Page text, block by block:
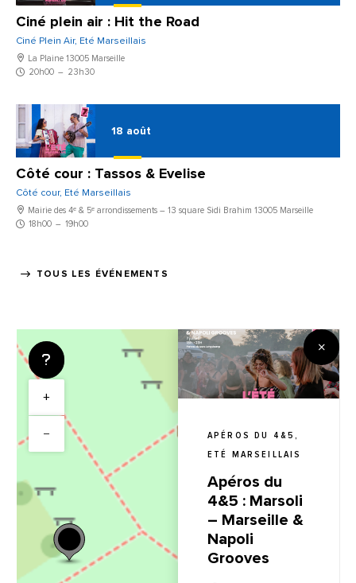
Ciné plein air : Hit the Road
Ciné Plein Air, Eté Marseillais
La Plaine 13005 Marseille
20h00 – 23h30
Côté cour : Tassos & Evelise
Côté cour, Eté Marseillais
Mairie des 4ᵉ & 5ᵉ arrondissements – 13 square Sidi Brahim 13005 Marseille
18h00 – 19h00
18 août
TOUS LES ÉVÉNEMENTS
+
−
APÉROS DU 4&5,
ETÉ MARSEILLAIS
Apéros du
4&5 : Marsoli
– Marseille &
Napoli
Grooves